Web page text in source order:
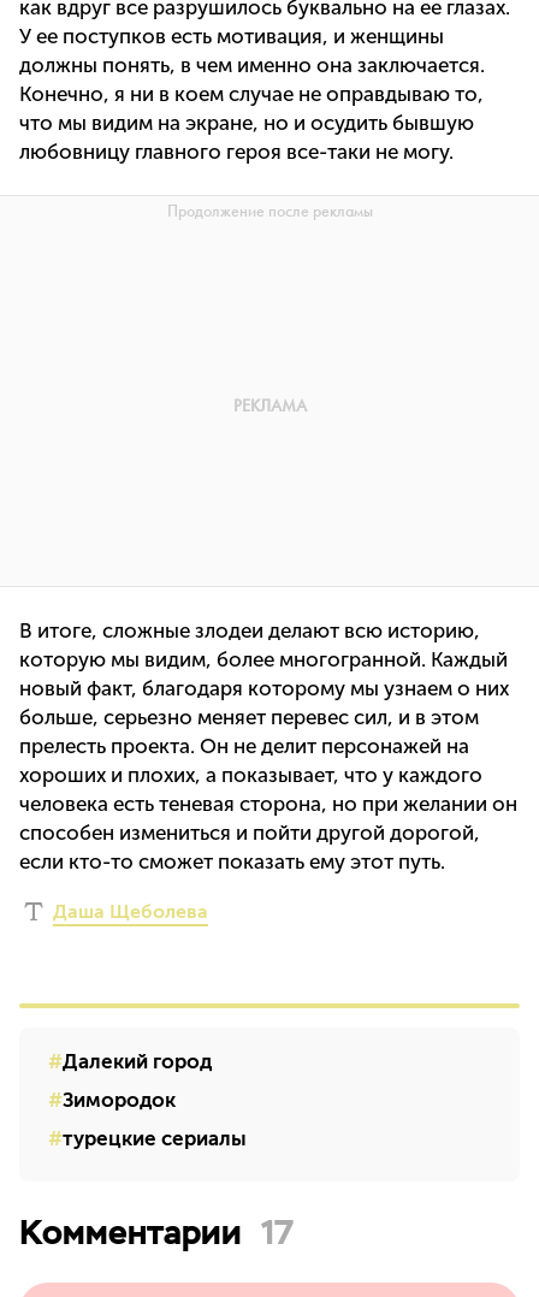
как вдруг все разрушилось буквально на ее глазах.
У ее поступков есть мотивация, и женщины
должны понять, в чем именно она заключается.
Конечно, я ни в коем случае не оправдываю то,
что мы видим на экране, но и осудить бывшую
любовницу главного героя все-таки не могу.
В итоге, сложные злодеи делают всю историю,
которую мы видим, более многогранной. Каждый
новый факт, благодаря которому мы узнаем о них
больше, серьезно меняет перевес сил, и в этом
прелесть проекта. Он не делит персонажей на
хороших и плохих, а показывает, что у каждого
человека есть теневая сторона, но при желании он
способен измениться и пойти другой дорогой,
если кто-то сможет показать ему этот путь.
Даша Щеболева
Далекий город
Зимородок
турецкие сериалы
Комментарии 17